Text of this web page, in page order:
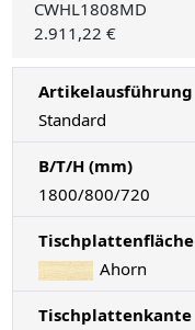
CWHL1808MD
2.911,22 €
Artikelausführung
Standard
B/T/H (mm)
1800/800/720
Tischplattenfläche
Ahorn
Tischplattenkante